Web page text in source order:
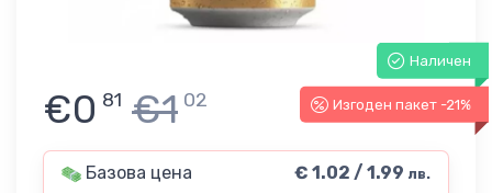
Наличен
Изгоден пакет -21%
€0 81 €1 02
Базова цена € 1.02 / 1.99 лв.